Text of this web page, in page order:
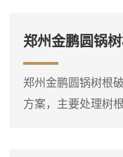
料，便于后续储存
根与树干连接处的
极不规则。圆盘式
刀具，能够有效切
郑州金鹏圆锅
备处理方案
郑州金鹏圆锅树根
方案，主要处理树